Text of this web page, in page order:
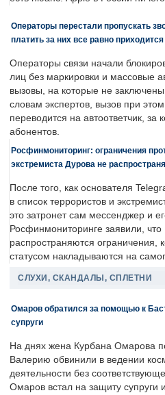
Операторы перестали пропускать
платить за них все равно приходится
Операторы связи начали
лиц без маркировки и массовые
вызовы, на которые не
словам экспертов, вызов при
переводится на автоответчик, за
абонентов.
Росфинмониторинг: ограничения
экстремиста Дурова не
После того, как основателя
в список террористов и
это затронет сам мессенджер и
Росфинмониторинге заявили, что
распространяются ограничения,
статусом накладываются на
СЛУХИ, СКАНДАЛЫ, СПЛЕТНИ
Омаров обратился за помощью к
супруги
На днях жена Курбана Омарова
Валерию обвинили в ведении
деятельности без
Омаров встал на защиту супруги